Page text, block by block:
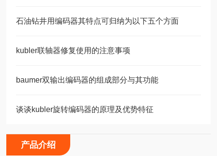
石油钻井用编码器其特点可归纳为以下五个方面
kubler联轴器修复使用的注意事项
baumer双输出编码器的组成部分与其功能
谈谈kubler旋转编码器的原理及优势特征
产品介绍